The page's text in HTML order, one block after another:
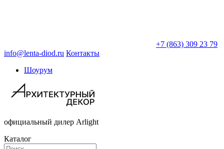
+7 (863) 309 23 79
info@lenta-diod.ru Контакты
Шоурум
официальный дилер Arlight
Каталог